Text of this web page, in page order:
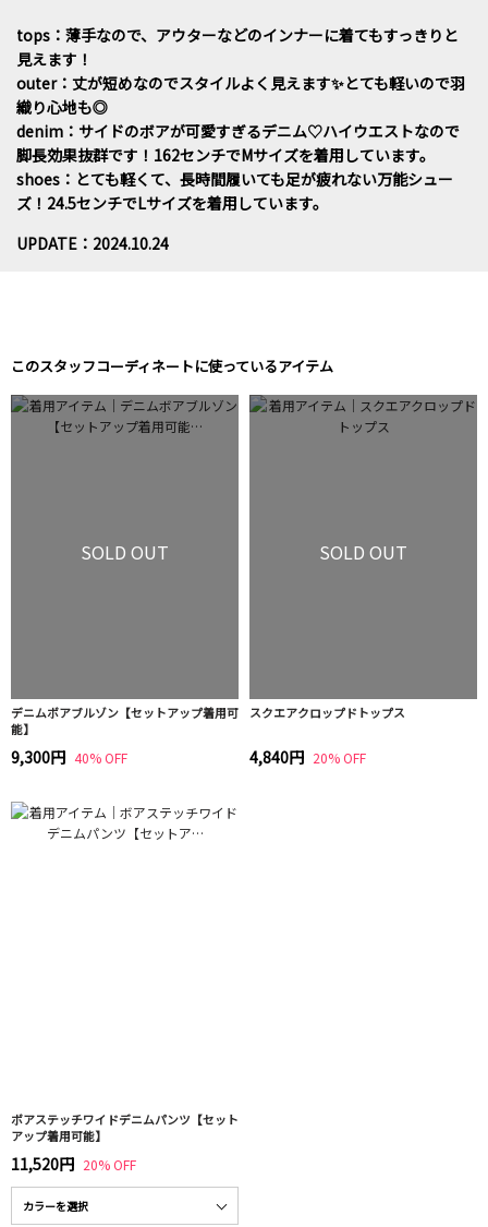
tops：薄手なので、アウターなどのインナーに着てもすっきりと
見えます！
outer：丈が短めなのでスタイルよく見えます✨とても軽いので羽
織り心地も◎
denim：サイドのボアが可愛すぎるデニム♡ハイウエストなので
脚長効果抜群です！162センチでMサイズを着用しています。
shoes：とても軽くて、長時間履いても足が疲れない万能シュー
ズ！24.5センチでLサイズを着用しています。
UPDATE：2024.10.24
このスタッフコーディネートに使っているアイテム
SOLD OUT
デニムボアブルゾン【セットアップ着用可
能】
9,300円 40% OFF
SOLD OUT
スクエアクロップドトップス
4,840円 20% OFF
ボアステッチワイドデニムパンツ【セット
アップ着用可能】
11,520円 20% OFF